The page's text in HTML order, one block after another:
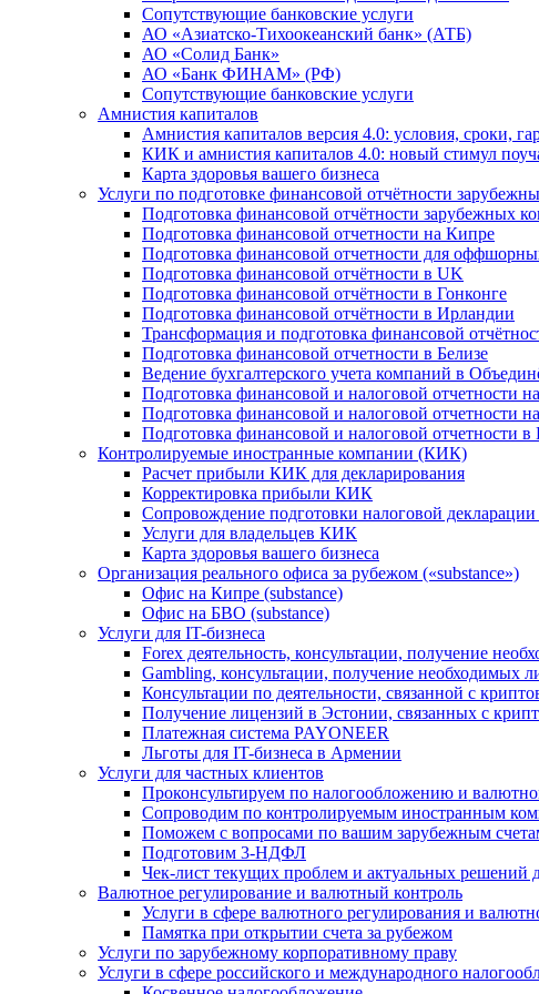
Сопутствующие банковские услуги
АО «Азиатско-Тихоокеанский банк» (АТБ)
АО «Солид Банк»
АО «Банк ФИНАМ» (РФ)
Сопутствующие банковские услуги
Амнистия капиталов
Амнистия капиталов версия 4.0: условия, сроки,
КИК и амнистия капиталов 4.0: новый стимул
Карта здоровья вашего бизнеса
Услуги по подготовке финансовой отчётности
Подготовка финансовой отчётности зарубежных
Подготовка финансовой отчетности на Кипре
Подготовка финансовой отчетности для
Подготовка финансовой отчётности в UK
Подготовка финансовой отчётности в Гонконге
Подготовка финансовой отчётности в Ирландии
Трансформация и подготовка финансовой
Подготовка финансовой отчетности в Белизе
Ведение бухгалтерского учета компаний в
Подготовка финансовой и налоговой отчетности
Подготовка финансовой и налоговой отчетности
Подготовка финансовой и налоговой отчетности в
Контролируемые иностранные компании (КИК)
Расчет прибыли КИК для декларирования
Корректировка прибыли КИК
Сопровождение подготовки налоговой
Услуги для владельцев КИК
Карта здоровья вашего бизнеса
Организация реального офиса за рубежом («substance»)
Офис на Кипре (substance)
Офис на БВО (substance)
Услуги для IT-бизнеса
Forex деятельность, консультации, получение
Gambling, консультации, получение необходимых
Консультации по деятельности, связанной с
Получение лицензий в Эстонии, связанных с
Платежная система PAYONEER
Льготы для IT-бизнеса в Армении
Услуги для частных клиентов
Проконсультируем по налогообложению и
Сопроводим по контролируемым иностранным
Поможем с вопросами по вашим зарубежным
Подготовим 3-НДФЛ
Чек-лист текущих проблем и актуальных решений
Валютное регулирование и валютный контроль
Услуги в сфере валютного регулирования и
Памятка при открытии счета за рубежом
Услуги по зарубежному корпоративному праву
Услуги в сфере российского и международного